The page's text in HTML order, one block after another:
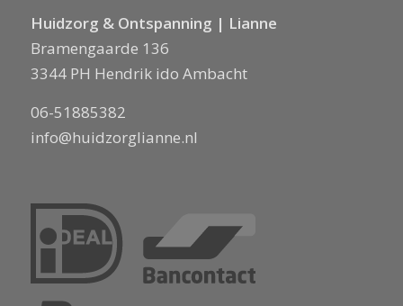
Huidzorg & Ontspanning | Lianne
Bramengaarde 136
3344 PH Hendrik ido Ambacht
06-51885382
info@huidzorglianne.nl